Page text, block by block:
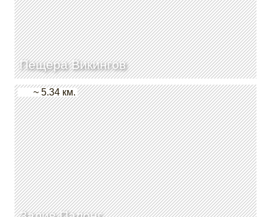
Пещера Викингов
~ 5.34 км.